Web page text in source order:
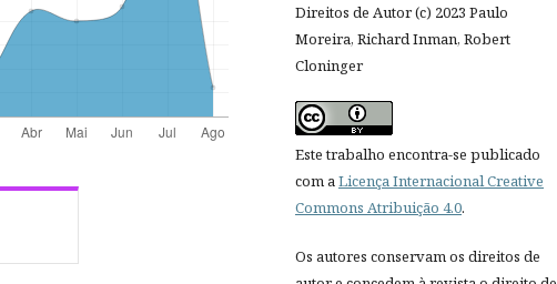
Direitos de Autor (c) 2023 Paulo
Moreira, Richard Inman, Robert
Cloninger
Este trabalho encontra-se publicado
com aLicença Internacional Creative
Commons Atribuição 4.0.
Os autores conservam os direitos de